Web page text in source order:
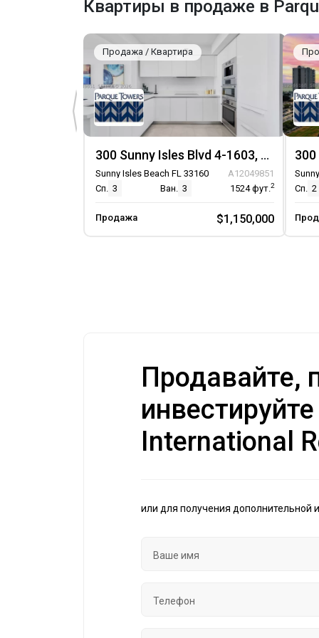
Консьерж на парковке
Квартиры в продаже в
Продажа / Квартира
300 Sunny Isles Blvd 4-1603, Unit 4-1603
Sunny Isles Beach FL 33160
A12049851
Сп. 3 Ван. 3 1524фут.2
Продажа $1,150,000
Сп. 2
Продавайте,
International
или для получения дополнительной